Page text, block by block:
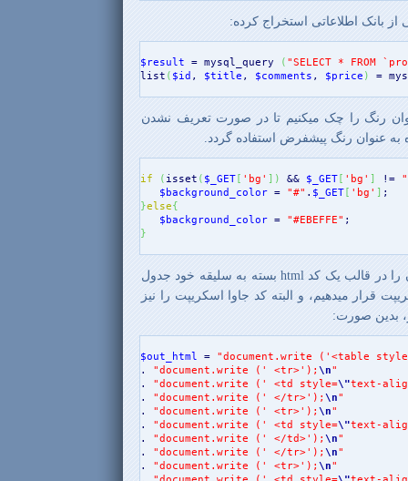
بانک اطلاعاتی استخراج کرده:
$result = mysql_query ( "SELECT * FROM
list ( $id , $title , $comments , $price ) =
رنگ را چک میکنیم تا در صورت تعریف نشدن
عنوان رنگ پیشفرض استفاده گردد.
if ( isset ( $_GET [ 'bg' ] ) && $_GET [ 'bg' ] !=
$background_color = "#" . $_GET [ 'bg' ]
}else{
$background_color = "#EBEFFE"
}
اکنون همان طور که ذکر شد، آن را در قالب یک کد html بسته به سلیقه خود جدول
قرار میدهیم، و البته کد جاوا اسکریپت را نیز
$out_html = "document.write ('<table
. "document.write (' <tr>'); \n"
. "document.write (' <td style=\"text-
. "document.write (' </tr>'); \n"
. "document.write (' <tr>'); \n"
. "document.write (' <td style=\"text-
. "document.write (' </td>'); \n"
. "document.write (' </tr>'); \n"
. "document.write (' <tr>'); \n"